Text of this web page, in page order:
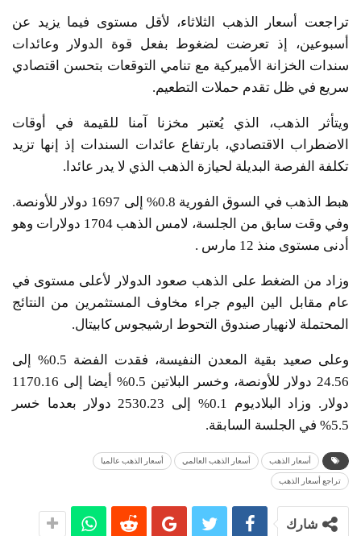
تراجعت أسعار الذهب الثلاثاء، لأقل مستوى فيما يزيد عن
أسبوعين، إذ تعرضت لضغوط بفعل قوة الدولار وعائدات
سندات الخزانة الأميركية مع تنامي التوقعات بتحسن اقتصادي
سريع في ظل تقدم حملات التطعيم.
ويتأثر الذهب، الذي يُعتبر مخزنا آمنا للقيمة في أوقات
الاضطراب الاقتصادي، بارتفاع عائدات السندات إذ إنها تزيد
تكلفة الفرصة البديلة لحيازة الذهب الذي لا يدر عائدا.
هبط الذهب في السوق الفورية 0.8% إلى 1697 دولار للأونصة.
وفي وقت سابق من الجلسة، لامس الذهب 1704 دولارات وهو
أدنى مستوى منذ 12 مارس .
وزاد من الضغط على الذهب صعود الدولار لأعلى مستوى في
عام مقابل الين اليوم جراء مخاوف المستثمرين من النتائج
المحتملة لانهيار صندوق التحوط ارشيجوس كابيتال.
وعلى صعيد بقية المعدن النفيسة، فقدت الفضة 0.5% إلى
24.56 دولار للأونصة، وخسر البلاتين 0.5% أيضا إلى 1170.16
دولار. وزاد البلاديوم 0.1% إلى 2530.23 دولار بعدما خسر
5.5% في الجلسة السابقة.
أسعار الذهب أسعار الذهب العالمي أسعار الذهب عالميا
تراجع أسعار الذهب
شارك